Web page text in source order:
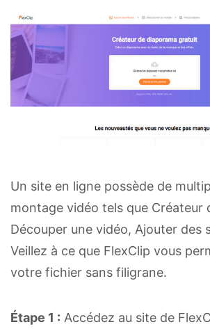
Un site en ligne possède de
montage vidéo tels que Créateur
Découper une vidéo, Ajouter des
Veillez à ce que FlexClip vous
votre fichier sans filigrane.
Étape 1 : Accédez au site de